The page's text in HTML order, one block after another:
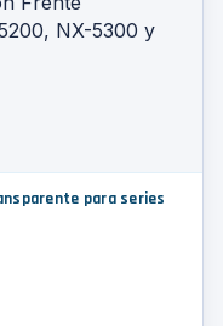
para series